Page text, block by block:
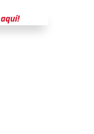
aquí!